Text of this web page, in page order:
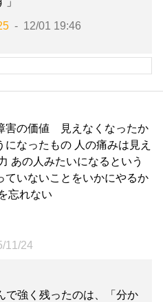
12/01 19:46
の価値 見えなくなったか
になったもの 人の痛みは見え
あの人みたいになるという
ていないことをいかにやるか
忘れない
11/24
で強く残ったのは、「分か